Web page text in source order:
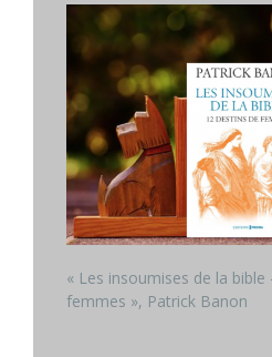
« Les insoumises de la bible
femmes », Patrick Banon